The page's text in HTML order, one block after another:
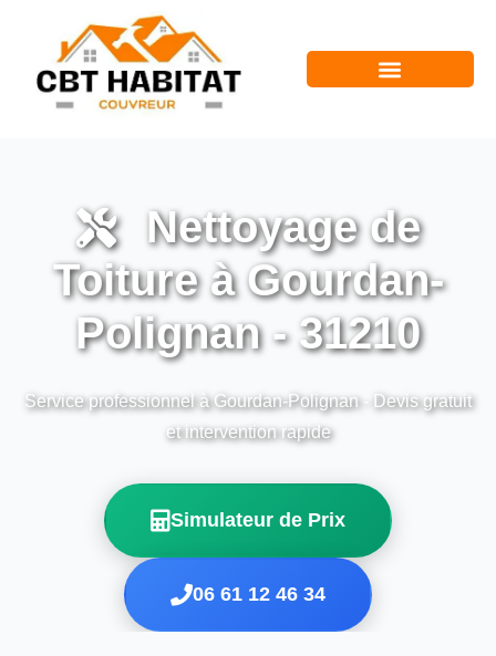
Nettoyage de
Toiture à Gourdan-
Polignan - 31210
Service professionnel à Gourdan-Polignan - Devis gratuit
et intervention rapide
Simulateur de Prix
06 61 12 46 34